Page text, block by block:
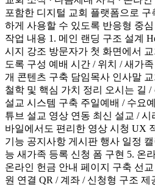
포함한 디지털 교회 플랫폼으로 구
하게 사용할 수 있도록 반응형 중
작업 내용 1. 메인 랜딩 구조 설계
시지 강조 방문자가 첫 화면에서
도록 구성 예배 시간 / 위치 / 새가
개 콘텐츠 구축 담임목사 인사말
철학 및 핵심 가치 정리 오시는 길 /
설교 시스템 구축 주일예배 / 수요
튜브 설교 영상 연동 최신 설교 /
바일에서도 편리한 영상 시청 UX
기능 공지사항 게시판 행사 일정
능 새가족 등록 신청 폼 구현 5. 온
온라인 헌금 안내 페이지 구축 선
원 연결 QR / 계좌 / 신청형 구조